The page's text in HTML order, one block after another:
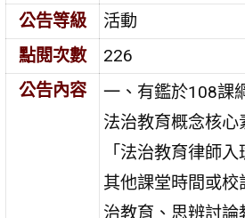
公告等級
活動
點閱次數
226
公告內容
一、有鑑於108課
法治教育概念核
「法治教育律師
其他課堂時間或
治教育、思辨討